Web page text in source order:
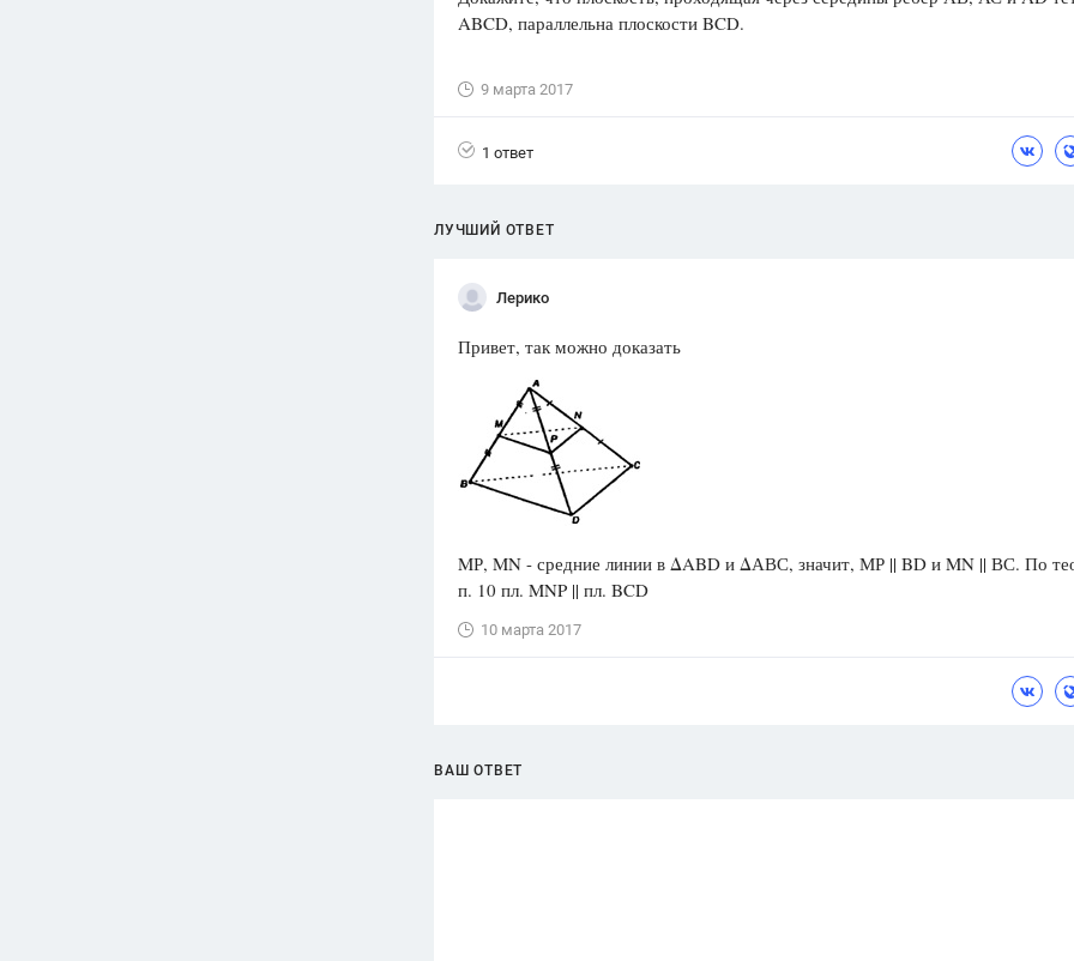
ГИА
ABCD, параллельна плоскости BCD.
9 марта 2017
1 ответ
ЛУЧШИЙ ОТВЕТ
Лерико
Привет, так можно доказать
MР, MN - средние линии в ΔABD и ΔАВС, значит, МР || BD и MN || ВС. По
п. 10 пл. MNP || пл. BCD
10 марта 2017
ВАШ ОТВЕТ